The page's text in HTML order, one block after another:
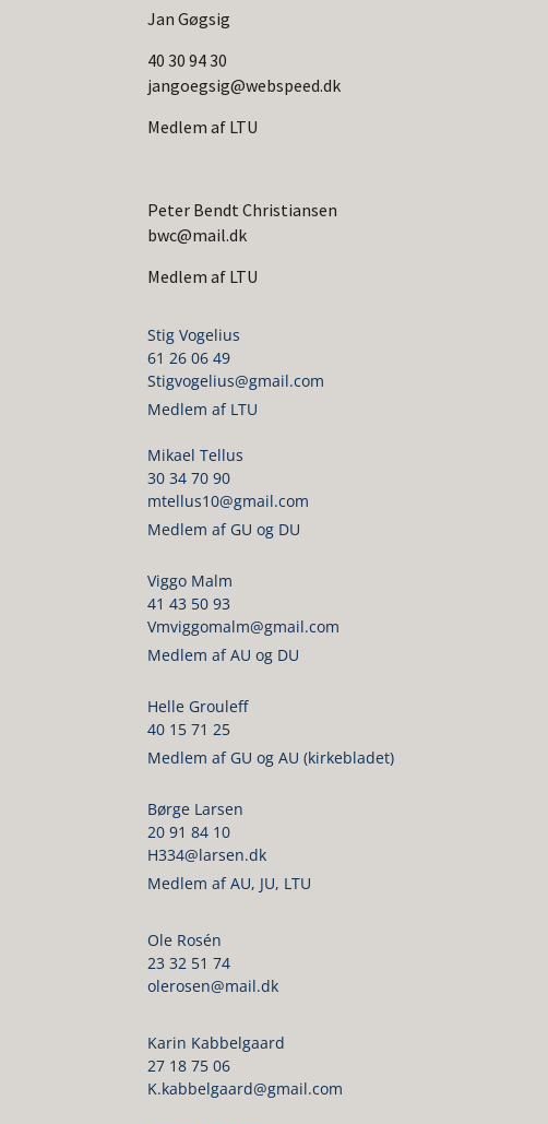
Jan Gøgsig
40 30 94 30
jangoegsig@webspeed.dk
Medlem af LTU
Peter Bendt Christiansen
bwc@mail.dk
Medlem af LTU
Stig Vogelius
61 26 06 49
Stigvogelius@gmail.com
Medlem af LTU
Mikael Tellus
30 34 70 90
mtellus10@gmail.com
Medlem af GU og DU
Viggo Malm
41 43 50 93
Vmviggomalm@gmail.com
Medlem af AU og DU
Helle Grouleff
40 15 71 25
Medlem af GU og AU (kirkebladet)
Børge Larsen
20 91 84 10
H334@larsen.dk
Medlem af AU, JU, LTU
Ole Rosén
23 32 51 74
olerosen@mail.dk
Karin Kabbelgaard
27 18 75 06
K.kabbelgaard@gmail.com